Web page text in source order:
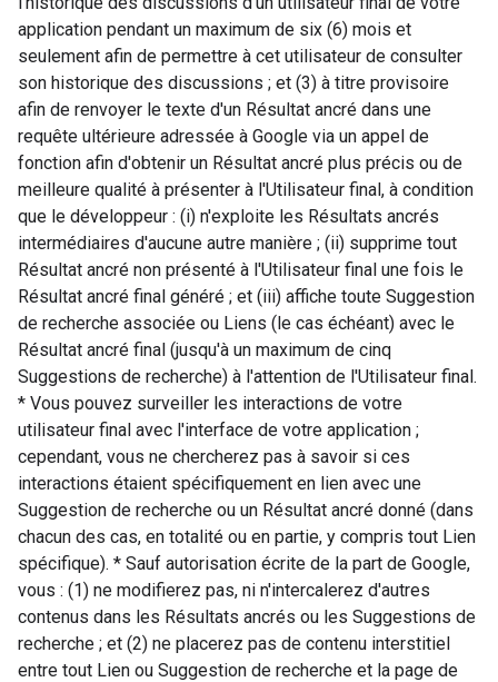
application pendant un maximum de six (6) mois et
seulement afin de permettre à cet utilisateur de consulter
son historique des discussions ; et (3) à titre provisoire
afin de renvoyer le texte d'un Résultat ancré dans une
requête ultérieure adressée à Google via un appel de
fonction afin d'obtenir un Résultat ancré plus précis ou de
meilleure qualité à présenter à l'Utilisateur final, à condition
que le développeur : (i) n'exploite les Résultats ancrés
intermédiaires d'aucune autre manière ; (ii) supprime tout
Résultat ancré non présenté à l'Utilisateur final une fois le
Résultat ancré final généré ; et (iii) affiche toute Suggestion
de recherche associée ou Liens (le cas échéant) avec le
Résultat ancré final (jusqu'à un maximum de cinq
Suggestions de recherche) à l'attention de l'Utilisateur final.
* Vous pouvez surveiller les interactions de votre
utilisateur final avec l'interface de votre application ;
cependant, vous ne chercherez pas à savoir si ces
interactions étaient spécifiquement en lien avec une
Suggestion de recherche ou un Résultat ancré donné (dans
chacun des cas, en totalité ou en partie, y compris tout Lien
spécifique). * Sauf autorisation écrite de la part de Google,
vous : (1) ne modifierez pas, ni n'intercalerez d'autres
contenus dans les Résultats ancrés ou les Suggestions de
recherche ; et (2) ne placerez pas de contenu interstitiel
entre tout Lien ou Suggestion de recherche et la page de